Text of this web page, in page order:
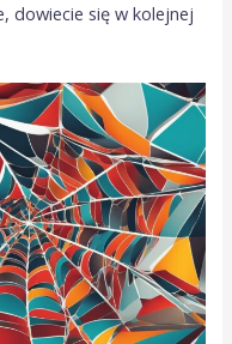
dowiecie się w kolejnej